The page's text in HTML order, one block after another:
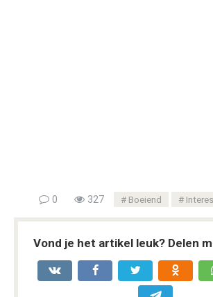
0 327 Boeiend
Vond je het artikel leuk? Delen